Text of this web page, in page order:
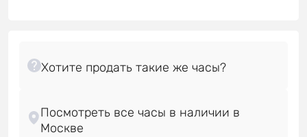
Посмотреть все часы в наличии в